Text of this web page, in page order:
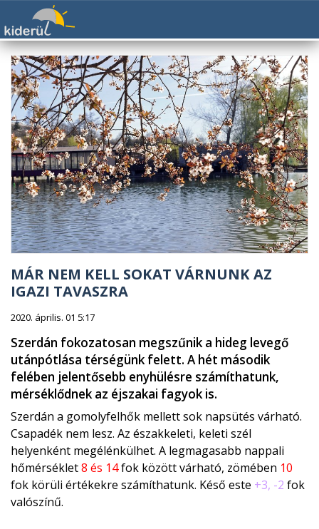
MÁR NEM KELL SOKAT VÁRNUNK AZ
IGAZI TAVASZRA
2020. április. 01 5:17
Szerdán fokozatosan megszűnik a hideg levegő
utánpótlása térségünk felett. A hét második
felében jelentősebb enyhülésre számíthatunk,
mérséklődnek az éjszakai fagyok is.
Szerdán a gomolyfelhők mellett sok napsütés várható.
Csapadék nem lesz. Az északkeleti, keleti szél
helyenként megélénkülhet. A legmagasabb nappali
hőmérséklet8 és 14fok között várható, zömében 10
fok körüli értékekre számíthatunk. Késő este +3, -2 fok
valószínű.